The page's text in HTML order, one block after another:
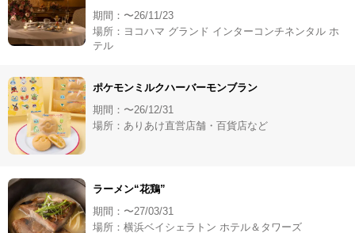
期間：〜26/11/23
場所：ヨコハマ グランド インターコンチネンタル ホ
テル
ポケモンミルクハーバーモンブラン
期間：〜26/12/31
場所：ありあけ直営店舗・百貨店など
ラーメン“花鶏”
期間：〜27/03/31
場所：横浜ベイシェラトン ホテル＆タワーズ